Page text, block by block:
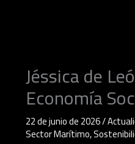
Jéssica de
Economía
22 de junio de 2026/
Sector Marítimo,